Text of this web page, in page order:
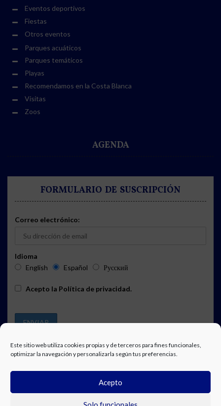
Este sitio web utiliza cookies propias y de terceros para fines funcionales,
optimizar la navegación y personalizarla según tus preferencias.
Acepto
Eventos deportivos
Fiestas
Otros eventos
Parques acuáticos
Parques temáticos
Playas
Recomendamos en la Costa Blanca
Visitas
Zoos
AGENDA
FORMULARIO DE SUSCRIPCIÓN
Correo electrónico:
Idioma
English
Español Русский
Acepto la Política de privacidad.
SUSCRIPCIÓN A LA AGENDA
TRABAJA CON NOSOTROS